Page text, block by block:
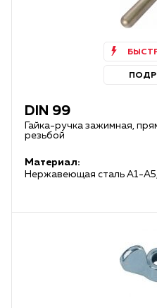
DIN 99
Гайка-ручка зажимная,
резьбой
Материал:
Нержавеющая сталь А1-